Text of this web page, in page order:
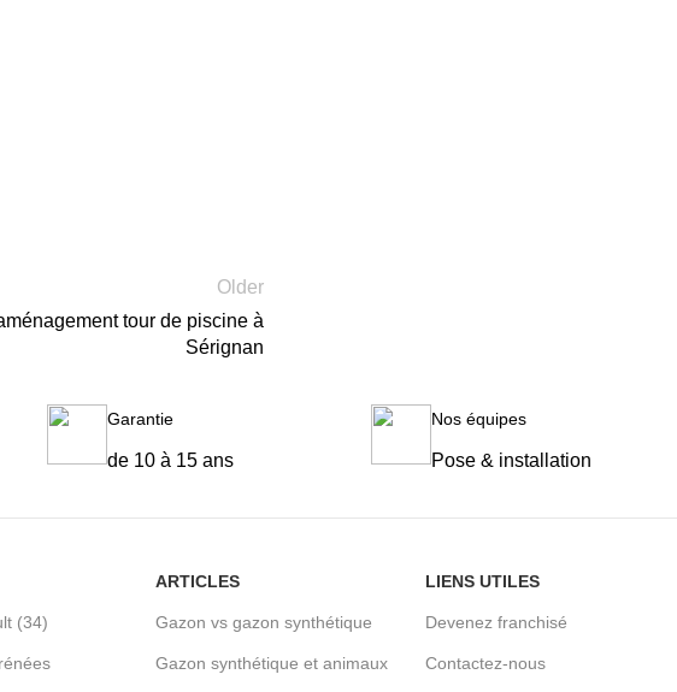
Older
tour de piscine à
Sérignan
Garantie
de 10 à 15 ans
Nos équipes
Pose & installation
(34)
ARTICLES
Gazon vs gazon synthétique
Gazon synthétique et animaux
LIENS UTILES
Devenez franchisé
Contactez-nous